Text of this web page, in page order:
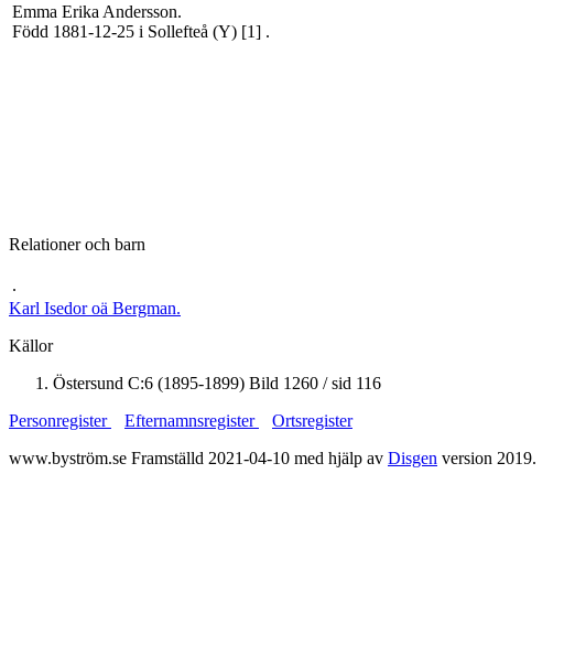
Emma Erika Andersson.
Född 1881-12-25 i Sollefteå (Y) [1] .
Relationer och barn
.
Karl Isedor oä Bergman.
Källor
Östersund C:6 (1895-1899) Bild 1260 / sid 116
Personregister
Efternamnsregister
Ortsregister
www.byström.se Framställd 2021-04-10 med hjälp av Disgen version 2019.